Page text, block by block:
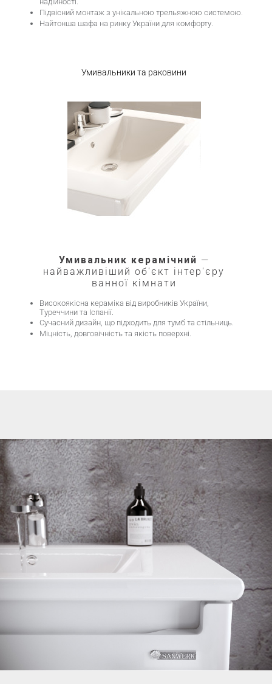
Підвісний монтаж з унікальною трельяжною системою.
Найтонша шафа на ринку України для комфорту.
Умивальники та раковини
Умивальник керамічний —
найважливіший об'єкт інтер'єру
ванної кімнати
Високоякісна кераміка від виробників України,
Туреччини та Іспанії.
Сучасний дизайн, що підходить для тумб та стільниць.
Міцність, довговічність та якість поверхні.